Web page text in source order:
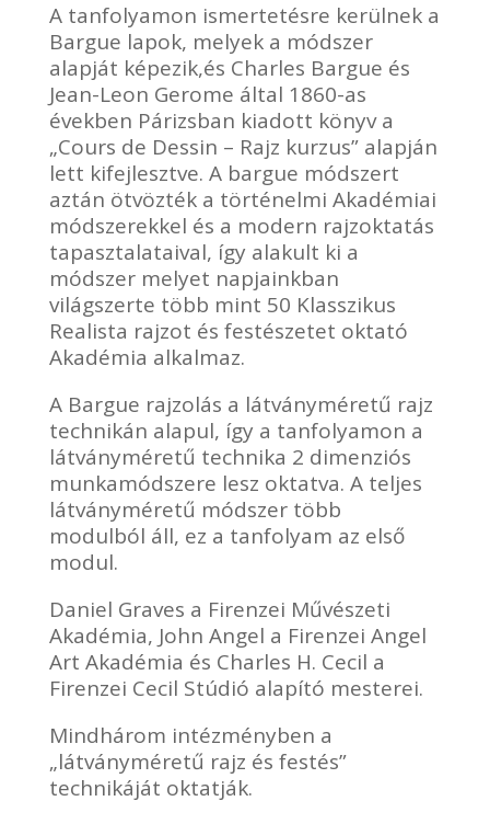
A tanfolyamon ismertetésre kerülnek a
Bargue lapok, melyek a módszer
alapját képezik,és Charles Bargue és
Jean-Leon Gerome által 1860-as
években Párizsban kiadott könyv a
„Cours de Dessin – Rajz kurzus” alapján
lett kifejlesztve. A bargue módszert
aztán ötvözték a történelmi Akadémiai
módszerekkel és a modern rajzoktatás
tapasztalataival, így alakult ki a
módszer melyet napjainkban
világszerte több mint 50 Klasszikus
Realista rajzot és festészetet oktató
Akadémia alkalmaz.
A Bargue rajzolás a látványméretű rajz
technikán alapul, így a tanfolyamon a
látványméretű technika 2 dimenziós
munkamódszere lesz oktatva. A teljes
látványméretű módszer több
modulból áll, ez a tanfolyam az első
modul.
Daniel Graves a Firenzei Művészeti
Akadémia, John Angel a Firenzei Angel
Art Akadémia és Charles H. Cecil a
Firenzei Cecil Stúdió alapító mesterei.
Mindhárom intézményben a
„látványméretű rajz és festés”
technikáját oktatják.